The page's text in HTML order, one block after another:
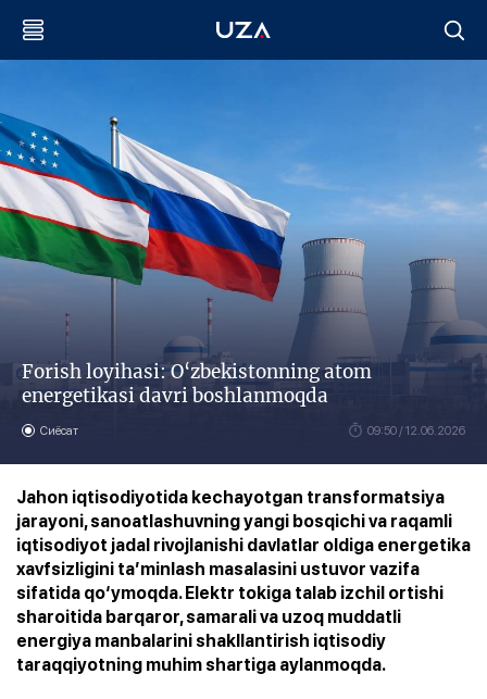
Forish loyihasi: O‘zbekistonning atom
energetikasi davri boshlanmoqda
Сиёсат 09:50 / 12.06.2026
Jahon iqtisodiyotida kechayotgan transformatsiya
jarayoni, sanoatlashuvning yangi bosqichi va raqamli
iqtisodiyot jadal rivojlanishi davlatlar oldiga energetika
xavfsizligini ta’minlash masalasini ustuvor vazifa
sifatida qo‘ymoqda. Elektr tokiga talab izchil ortishi
sharoitida barqaror, samarali va uzoq muddatli
energiya manbalarini shakllantirish iqtisodiy
taraqqiyotning muhim shartiga aylanmoqda.